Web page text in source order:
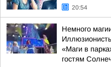
20:54
Немного
«Маги в
гостям